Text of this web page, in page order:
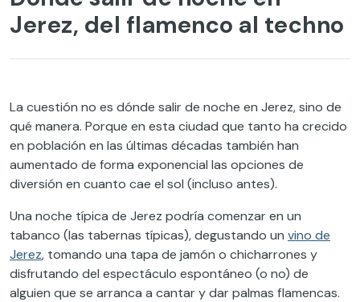
Jerez, del flamenco al techno
La cuestión no es dónde salir de noche en Jerez, sino de
qué manera. Porque en esta ciudad que tanto ha crecido
en población en las últimas décadas también han
aumentado de forma exponencial las opciones de
diversión en cuanto cae el sol (incluso antes).
Una noche típica de Jerez podría comenzar en un
tabanco (las tabernas típicas), degustando un vino de
Jerez, tomando una tapa de jamón o chicharrones y
disfrutando del espectáculo espontáneo (o no) de
alguien que se arranca a cantar y dar palmas flamencas.